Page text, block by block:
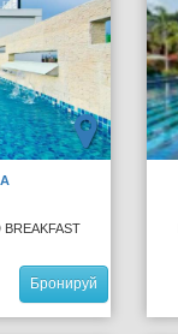
BREAKFAST
Бронируй